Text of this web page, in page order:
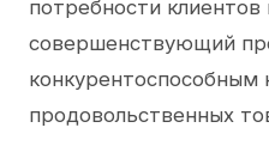
потребности клиентов
совершенствующий
конкурентоспособным
продовольственных